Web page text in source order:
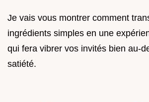
Je vais vous montrer comment
ingrédients simples en une
qui fera vibrer vos invités bien au-
satiété.